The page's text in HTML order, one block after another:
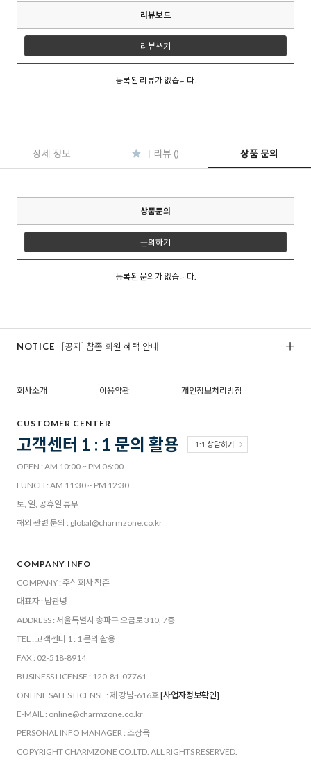
이코 라이프 하
리뷰보드
리뷰쓰기
등록된 리뷰가 없습니다.
상세 정보 리뷰 () 상품 문의
상품문의
문의하기
등록된 문의가 없습니다.
NOTICE [공지] 참존 회원 혜택 안내
회사소개 이용약관 개인정보처리방침
CUSTOMER CENTER
고객센터 1 : 1 문의 활용 1:1 상담하기
OPEN : AM 10:00 ~ PM 06:00
LUNCH : AM 11:30 ~ PM 12:30
토, 일, 공휴일 휴무
해외 관련 문의 : global@charmzone.co.kr
COMPANY INFO
COMPANY : 주식회사 참존
대표자 : 남관녕
ADDRESS : 서울특별시 송파구 오금로 310, 7층
TEL : 고객센터 1 : 1 문의 활용
FAX : 02-518-8914
BUSINESS LICENSE : 120-81-07761
ONLINE SALES LICENSE : 제 강남-616호[사업자정보확인]
E-MAIL : online@charmzone.co.kr
PERSONAL INFO MANAGER : 조상욱
COPYRIGHT CHARMZONE CO.LTD. ALL RIGHTS RESERVED.